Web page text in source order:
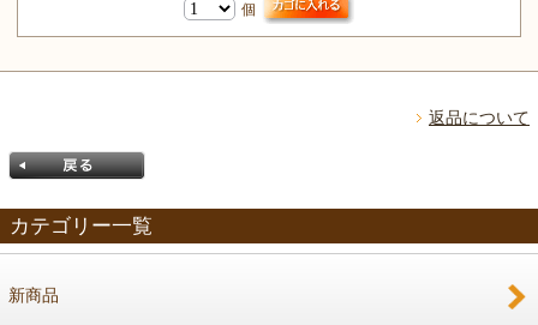
個
返品について
カテゴリー一覧
新商品